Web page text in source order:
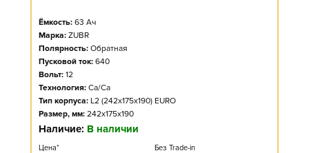
Ёмкость: 63 Ач
Марка: ZUBR
Полярность: Обратная
Пусковой ток: 640
Вольт: 12
Технология: Ca/Ca
Тип корпуса: L2 (242x175x190) EURO
Размер, мм: 242x175x190
Наличие: В наличии
Цена* Без Trade-in